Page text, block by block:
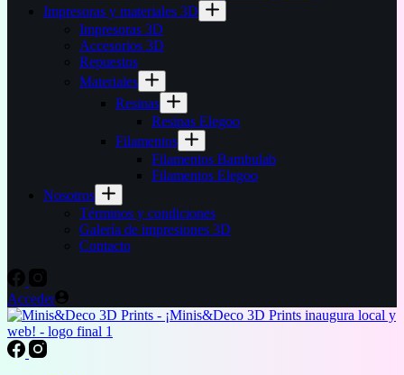
Impresoras y materiales 3D
Impresoras 3D
Accesorios 3D
Repuestos
Materiales
Resinas
Resinas Elegoo
Filamentos
Filamentos Bambulab
Filamentos Elegoo
Nosotros
Términos y condiciones
Galería de impresiones 3D
Contacto
Acceder